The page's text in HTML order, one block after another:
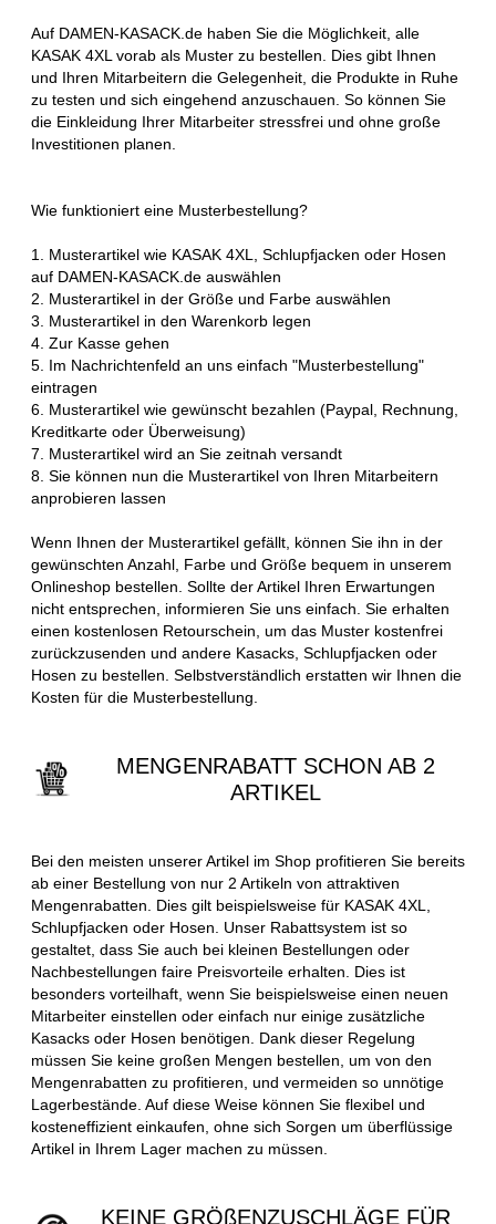
Auf DAMEN-KASACK.de haben Sie die Möglichkeit, alle
KASAK 4XL vorab als Muster zu bestellen. Dies gibt Ihnen
und Ihren Mitarbeitern die Gelegenheit, die Produkte in Ruhe
zu testen und sich eingehend anzuschauen. So können Sie
die Einkleidung Ihrer Mitarbeiter stressfrei und ohne große
Investitionen planen.
Wie funktioniert eine Musterbestellung?
1. Musterartikel wie KASAK 4XL, Schlupfjacken oder Hosen
auf DAMEN-KASACK.de auswählen
2. Musterartikel in der Größe und Farbe auswählen
3. Musterartikel in den Warenkorb legen
4. Zur Kasse gehen
5. Im Nachrichtenfeld an uns einfach "Musterbestellung"
eintragen
6. Musterartikel wie gewünscht bezahlen (Paypal, Rechnung,
Kreditkarte oder Überweisung)
7. Musterartikel wird an Sie zeitnah versandt
8. Sie können nun die Musterartikel von Ihren Mitarbeitern
anprobieren lassen
Wenn Ihnen der Musterartikel gefällt, können Sie ihn in der
gewünschten Anzahl, Farbe und Größe bequem in unserem
Onlineshop bestellen. Sollte der Artikel Ihren Erwartungen
nicht entsprechen, informieren Sie uns einfach. Sie erhalten
einen kostenlosen Retourschein, um das Muster kostenfrei
zurückzusenden und andere Kasacks, Schlupfjacken oder
Hosen zu bestellen. Selbstverständlich erstatten wir Ihnen die
Kosten für die Musterbestellung.
MENGENRABATT SCHON AB 2
ARTIKEL
Bei den meisten unserer Artikel im Shop profitieren Sie bereits
ab einer Bestellung von nur 2 Artikeln von attraktiven
Mengenrabatten. Dies gilt beispielsweise für KASAK 4XL,
Schlupfjacken oder Hosen. Unser Rabattsystem ist so
gestaltet, dass Sie auch bei kleinen Bestellungen oder
Nachbestellungen faire Preisvorteile erhalten. Dies ist
besonders vorteilhaft, wenn Sie beispielsweise einen neuen
Mitarbeiter einstellen oder einfach nur einige zusätzliche
Kasacks oder Hosen benötigen. Dank dieser Regelung
müssen Sie keine großen Mengen bestellen, um von den
Mengenrabatten zu profitieren, und vermeiden so unnötige
Lagerbestände. Auf diese Weise können Sie flexibel und
kosteneffizient einkaufen, ohne sich Sorgen um überflüssige
Artikel in Ihrem Lager machen zu müssen.
KEINE GRÖßENZUSCHLÄGE FÜR